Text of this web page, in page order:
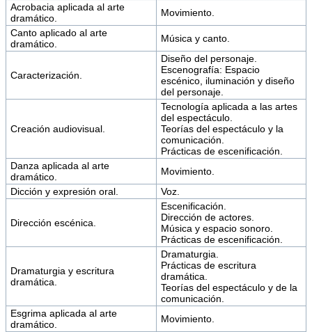
Acrobacia aplicada al arte
dramático.
Movimiento.
Canto aplicado al arte
dramático.
Música y canto.
Caracterización.
Diseño del personaje.
Escenografía: Espacio
escénico, iluminación y diseño
del personaje.
Creación audiovisual.
Tecnología aplicada a las artes
del espectáculo.
Teorías del espectáculo y la
comunicación.
Prácticas de escenificación.
Danza aplicada al arte
dramático.
Movimiento.
Dicción y expresión oral.
Voz.
Dirección escénica.
Escenificación.
Dirección de actores.
Música y espacio sonoro.
Prácticas de escenificación.
Dramaturgia y escritura
dramática.
Dramaturgia.
Prácticas de escritura
dramática.
Teorías del espectáculo y de la
comunicación.
Esgrima aplicada al arte
dramático.
Movimiento.